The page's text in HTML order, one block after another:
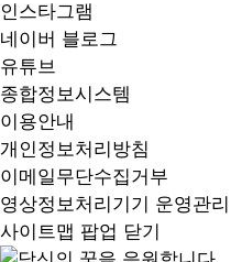
인스타그램
네이버 블로그
유튜브
종합정보시스템
이용안내
개인정보처리방침
이메일무단수집거부
영상정보처리기기 운영관리
사이트맵 팝업 닫기